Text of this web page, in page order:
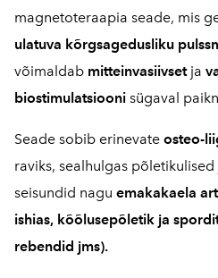
magnetoteraapia seade, mis
ulatuva kõrgsagedusliku
võimaldab mitteinvasiivsetja
biostimulatsiooni sügaval
Seade sobib erinevate osteo-
raviks, sealhulgas
seisundid nagu emakakaela
ishias, kõõlusepõletik ja
rebendid jms).